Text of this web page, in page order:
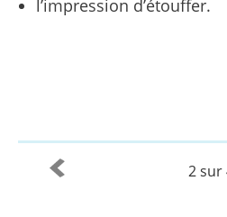
l’impression d’étouffer.
2 sur